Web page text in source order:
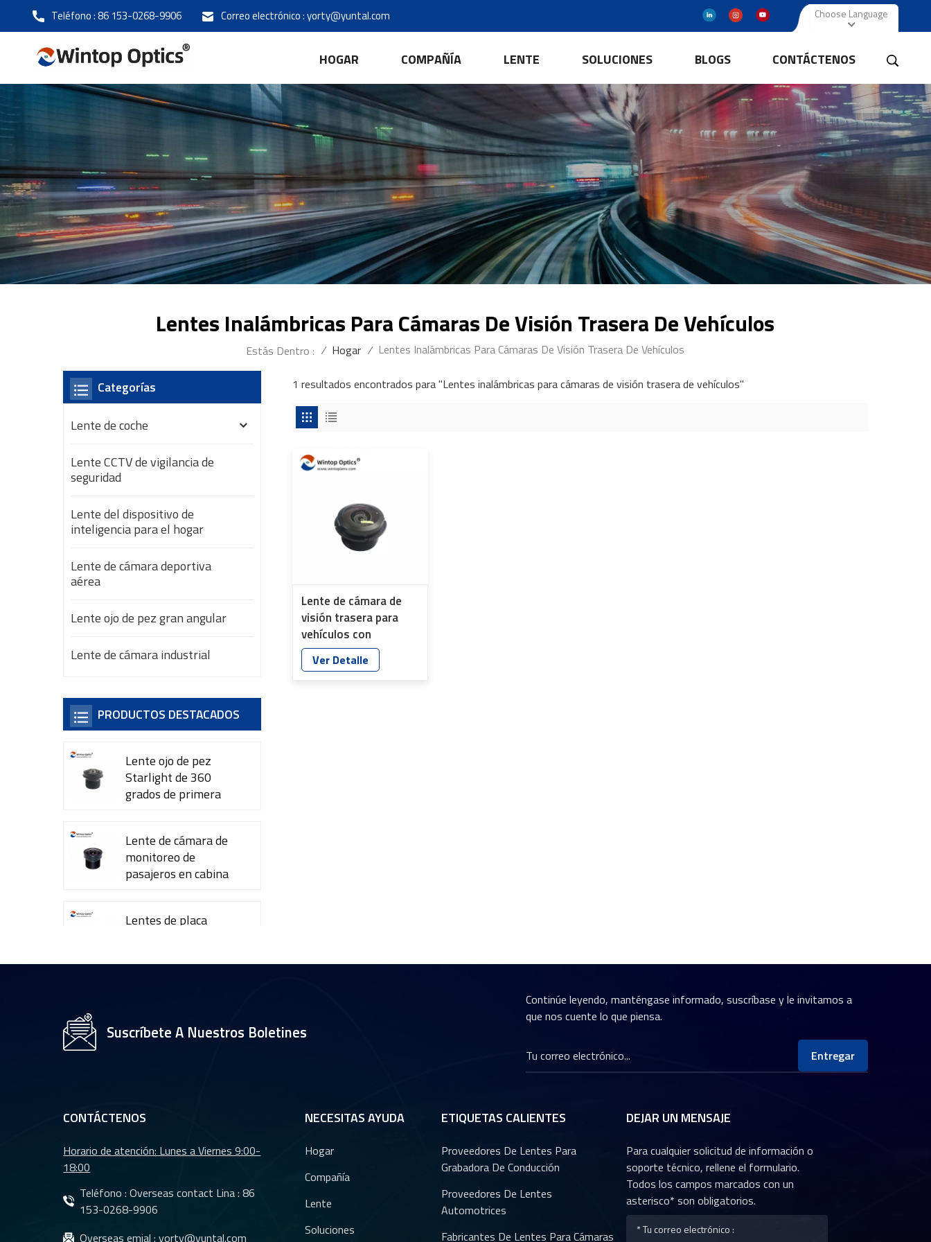
Teléfono :86 153-0268-9906 Correo electrónico :yorty@yuntal.com Choose Language
HOGAR COMPAÑÍA LENTE SOLUCIONES BLOGS CONTÁCTENOS
Lentes Inalámbricas Para Cámaras De Visión Trasera De Vehículos
Estás Dentro : / Hogar / Lentes Inalámbricas Para Cámaras De Visión Trasera De Vehículos
1 resultados encontrados para "Lentes inalámbricas para cámaras de visión trasera de vehículos"
Lente de cámara de
visión trasera para
vehículos con
estructura 1G4P YT-
7716P-E1
Ver Detalle
Categorías
Lente de coche
Lente CCTV de vigilancia de
seguridad
Lente del dispositivo de
inteligencia para el hogar
Lente de cámara deportiva
aérea
Lente ojo de pez gran angular
Lente de cámara industrial
PRODUCTOS DESTACADOS
Lente ojo de pez
Starlight de 360 ​​
grados de primera
Lente de cámara de
monitoreo de
pasajeros en cabina
Lentes de placa
1/2,7" YT-4983P-A2
resolución 4K YT-
con visión nocturna
YT-7610-C1
Lentes DMS Lentes
de cámara de
monitoreo de
Lentes CMS
Suscríbete A Nuestros Boletines
Continúe leyendo, manténgase informado, suscríbase y le invitamos a
que nos cuente lo que piensa.
Entregar
CONTÁCTENOS
Horario de atención: Lunes a Viernes 9:00-
18:00
Teléfono : Overseas contact Lina :86
153-0268-9906
Overseas emial :yorty@yuntal.com
NECESITAS AYUDA
Hogar
Compañía
Lente
Soluciones
ETIQUETAS CALIENTES
Proveedores De Lentes Para
Grabadora De Conducción
Proveedores De Lentes
Automotrices
Fabricantes De Lentes Para Cámaras
DEJAR UN MENSAJE
Para cualquier solicitud de información o
soporte técnico, rellene el formulario.
Todos los campos marcados con un
asterisco* son obligatorios.